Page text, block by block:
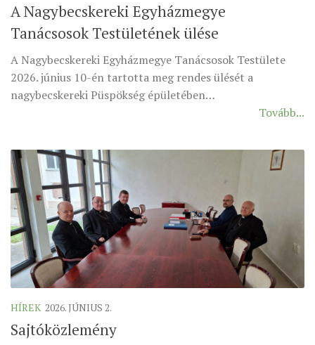
A Nagybecskereki Egyházmegye
Tanácsosok Testületének ülése
A Nagybecskereki Egyházmegye Tanácsosok Testülete
2026. június 10-én tartotta meg rendes ülését a
nagybecskereki Püspökség épületében…
Tovább...
HÍREK 2026. JÚNIUS 2.
Sajtóközlemény